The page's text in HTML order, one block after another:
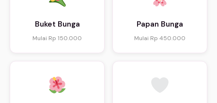
Buket Bunga
Mulai Rp 150.000
Papan Bunga
Mulai Rp 450.000